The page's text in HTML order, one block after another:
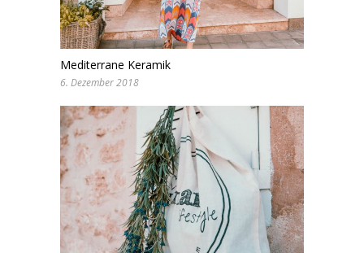
Mediterrane Keramik
6. Dezember 2018